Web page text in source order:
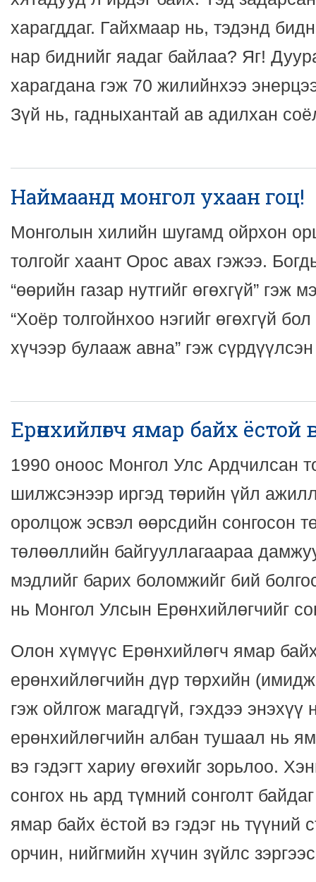
харагддаг. Гайхмаар нь, тэдэнд
нар биднийг яадаг байлаа? Яг!
харагдана гэж 70 жилийнхээ
Зүй нь, гадныхантай ав адилхан
Наймаанд монгол ухаан гоц!
Монголын хилийн шугамд ойрхон
толгойг хаант Орос авах гэжээ.
“өөрийн газар нутгийг өгөхгүй” гэж
“Хоёр толгойнхоо нэгийг өгөхгүй
хүчээр булааж авна” гэж
Ерөнхийлөгч ямар байх ёстой
1990 оноос Монгол Улс Ардчилсан
шилжсэнээр иргэд төрийн үйл
оролцож эсвэл өөрсдийн сонгосон
төлөөллийн байгууллагаараа
мэдлийг барих боломжийг бий
нь Монгол Улсын Ерөнхийлөгчийг
Олон хүмүүс Ерөнхийлөгч ямар байх
ерөнхийлөгчийн дүр төрхийн
гэж ойлгож магадгүй, гэхдээ энэхүү
ерөнхийлөгчийн албан тушаал нь
вэ гэдэгт хариу өгөхийг зорьлоо.
сонгох нь ард түмний сонголт
ямар байх ёстой вэ гэдэг нь түүний
орчин, нийгмийн хүчин зүйлс